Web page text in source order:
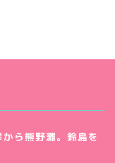
ら熊野灘。鈴島を